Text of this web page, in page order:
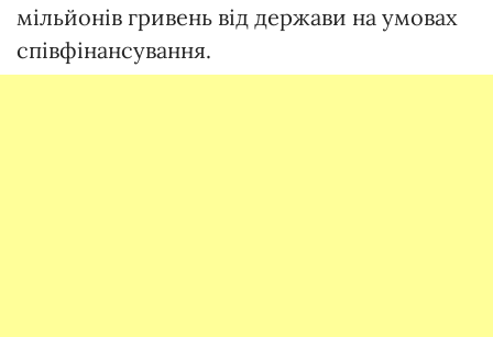
мільйонів гривень від держави на умовах
співфінансування.